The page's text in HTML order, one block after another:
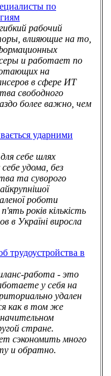
по
рабочий
влияющие на то,
и работает по
на
в сфере ИТ
свободного
более важно, чем
ударними
себе шлях
удома, без
та суворого
роботи
років кількість
в Україні виросла
трудоустройства в
работа - это
у себя на
удален
как в том же
стране.
сэкономить много
и обратно.